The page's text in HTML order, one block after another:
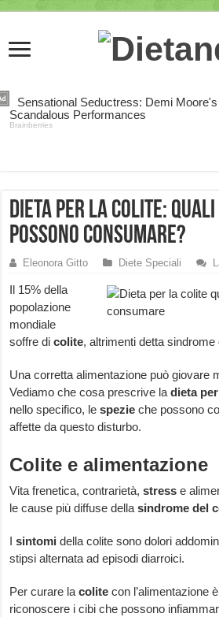
Dieta per la colite: quali
possono consumare?
Eleonora Gitto Diete Speciali
Il 15% della
popolazione
mondiale
soffre dicolite, altrimenti detta sindrome
Una corretta alimentazione può giovare
Vediamo che cosa prescrive ladieta
nello specifico, lespezie che possono
affette da questo disturbo.
Colite e alimentazione
Vita frenetica, contrarietà,stress e
le cause più diffuse dellasindrome del
I sintomi della colite sono dolori
stipsi alternata ad episodi diarroici.
Per curare la colite con l’alimentazione
riconoscere i cibi che possono